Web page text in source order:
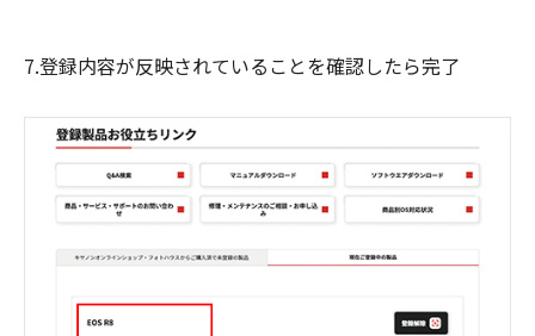
7.登録内容が反映されていることを確認したら完了